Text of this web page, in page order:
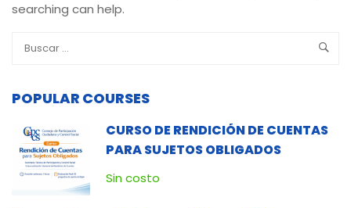
searching can help.
POPULAR COURSES
CURSO DE RENDICIÓN DE CUENTAS
PARA SUJETOS OBLIGADOS
Sin costo